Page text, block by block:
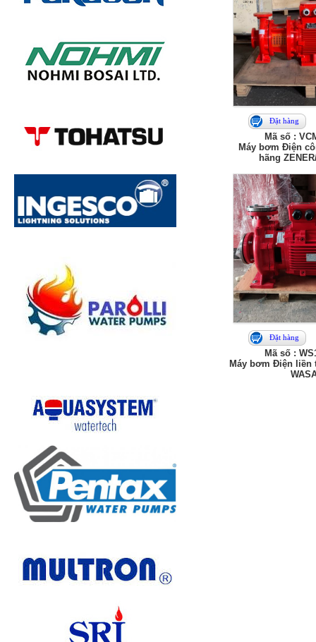
Đặt hàng
Mã số :
Máy bơm Điện
hãng
Đặt hàng
Mã số :
Máy bơm Điện liền